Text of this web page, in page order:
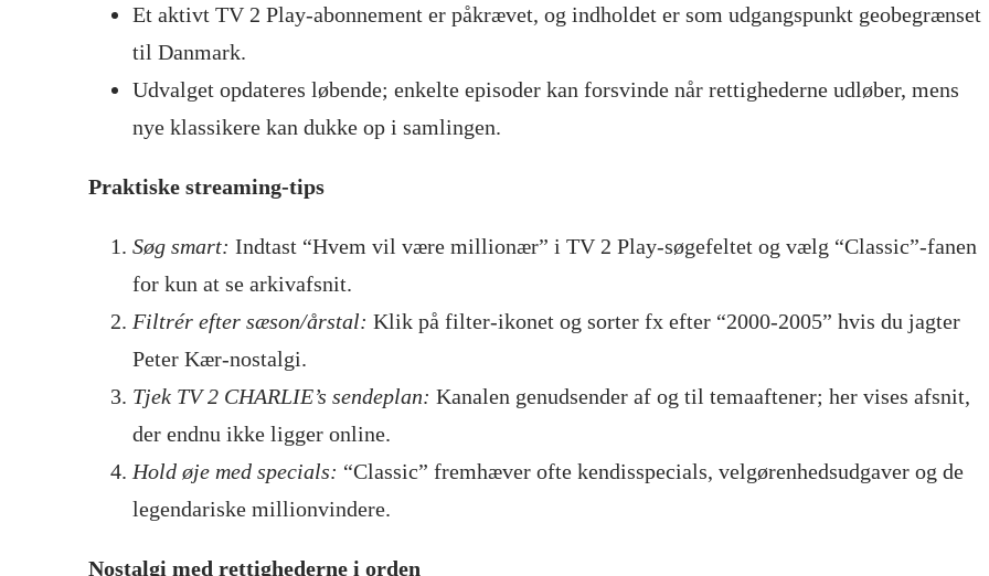
Et aktivt TV 2 Play-abonnement er påkrævet, og indholdet er som udgangspunkt geobegrænset
til Danmark.
Udvalget opdateres løbende; enkelte episoder kan forsvinde når rettighederne udløber, mens
nye klassikere kan dukke op i samlingen.
Praktiske streaming-tips
Søg smart: Indtast “Hvem vil være millionær” i TV 2 Play-søgefeltet og vælg “Classic”-fanen
for kun at se arkivafsnit.
Filtrér efter sæson/årstal: Klik på filter-ikonet og sorter fx efter “2000-2005” hvis du jagter
Peter Kær-nostalgi.
Tjek TV 2 CHARLIE’s sendeplan: Kanalen genudsender af og til temaaftener; her vises afsnit,
der endnu ikke ligger online.
Hold øje med specials: “Classic” fremhæver ofte kendisspecials, velgørenhedsudgaver og de
legendariske millionvindere.
Nostalgi med rettighederne i orden